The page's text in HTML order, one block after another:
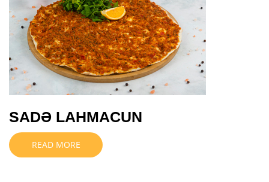
SADƏ LAHMACUN
READ MORE